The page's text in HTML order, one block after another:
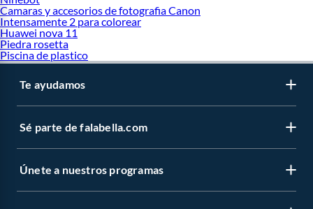
Camaras y accesorios de fotografia Canon
Intensamente 2 para colorear
Huawei nova 11
Piedra rosetta
Piscina de plastico
Te ayudamos
Sé parte de falabella.com
Únete a nuestros programas